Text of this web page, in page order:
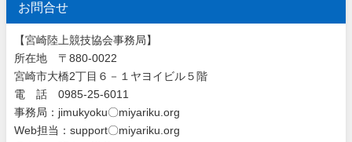
お問合せ
【宮崎陸上競技協会事務局】
所在地 〒880-0022
宮崎市大橋2丁目６－１ヤヨイビル５階
電 話 0985-25-6011
事務局：jimukyoku〇miyariku.org
Web担当：support〇miyariku.org